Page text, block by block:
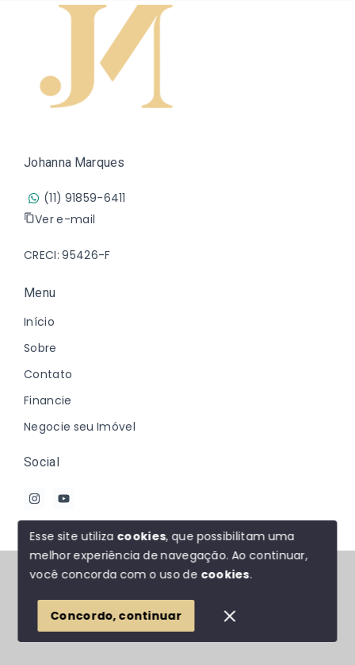
Johanna Marques
(11) 91859-6411
Ver e-mail
CRECI: 95426-F
Menu
Início
Sobre
Contato
Financie
Negocie seu Imóvel
Social
© Copyright 2026 - Johanna Marques - Todos os
SITE PARA IMOBILIARIA
Esse site utiliza cookies, que possibilitam uma
melhor experiência de navegação.Ao continuar,
você concorda com o uso de cookies.
Concordo, continuar